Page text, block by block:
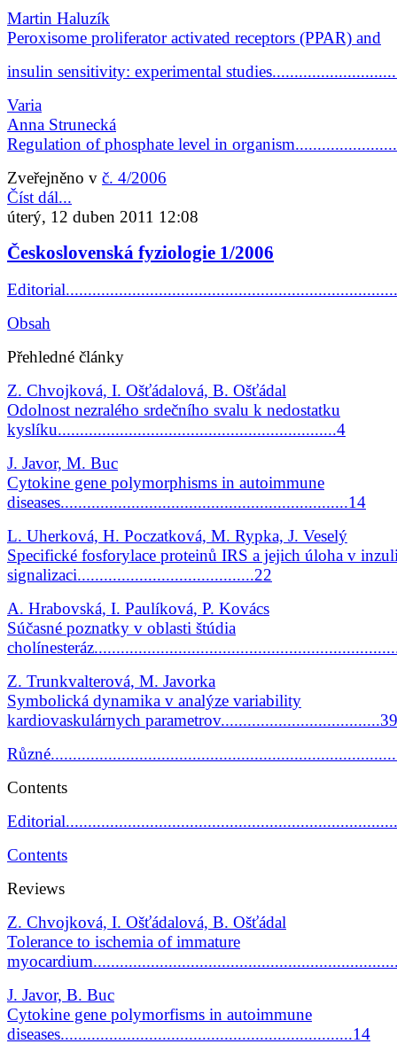
Martin Haluzík
Peroxisome proliferator activated receptors (PPAR) and
insulin sensitivity: experimental
Varia
Anna Strunecká
Regulation of phosphate level in
Zveřejněno v č. 4/2006
Číst dál...
úterý, 12 duben 2011 12:08
Československá fyziologie 1/2006
Obsah
Přehledné články
Z. Chvojková, I. Ošťádalová, B. Ošťádal
Odolnost nezralého srdečního svalu k nedostatku
kyslíku...............................................................4
J. Javor, M. Buc
Cytokine gene polymorphisms in autoimmune
diseases.................................................................14
L. Uherková, H. Poczatková, M. Rypka, J. Veselý
Specifické fosforylace proteinů IRS a jejich úloha v
signalizaci........................................22
A. Hrabovská, I. Paulíková, P. Kovács
Súčasné poznatky v oblasti štúdia
Z. Trunkvalterová, M. Javorka
Symbolická dynamika v analýze variability
kardiovaskulárnych parametrov....................................39
Contents
Contents
Reviews
Z. Chvojková, I. Ošťádalová, B. Ošťádal
Tolerance to ischemia of immature
J. Javor, B. Buc
Cytokine gene polymorfisms in autoimmune
diseases..................................................................14